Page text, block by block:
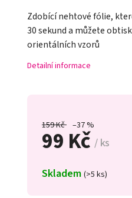
159 Kč –37 %
99 Kč/ ks
Skladem (>5 ks)
Zdobící nehtové fólie,
30 sekund a můžete
orientálních vzorů
Detailní informace